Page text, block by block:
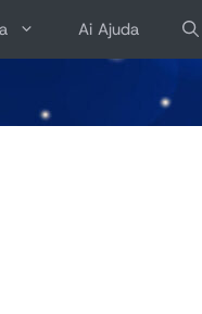
Ai Ajuda